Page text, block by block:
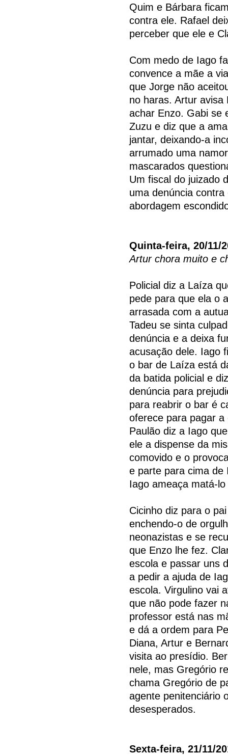
Quim e Bárbara
contra ele. Rafael
perceber que ele e
Com medo de Iago
convence a mãe a
que Jorge não
no haras. Artur
achar Enzo. Gabi se
Zuzu e diz que a
jantar, deixando-a
arrumado uma
mascarados
Um fiscal do juizado
uma denúncia
abordagem
Quinta-feira, 20/11/
Artur chora muito e
Policial diz a Laíza
pede para que ela o
arrasada com a
Tadeu se sinta
denúncia e a deixa
acusação dele. Iago
o bar de Laíza está
da batida policial e
denúncia para
para reabrir o bar é
oferece para pagar
Paulão diz a Iago
ele a dispense da
comovido e o
e parte para cima de
Iago ameaça matá-
Cicinho diz para o
enchendo-o de
neonazistas e se
que Enzo lhe fez.
escola e passar uns
a pedir a ajuda de
escola. Virgulino vai
que não pode fazer
professor está nas
e dá a ordem para
Diana, Artur e
visita ao presídio.
nele, mas Gregório
chama Gregório de
agente penitenciário
desesperados.
Sexta-feira, 21/11/